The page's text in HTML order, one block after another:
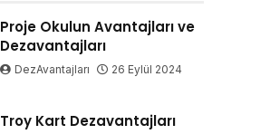
Proje Okulun Avantajları ve
Dezavantajları
DezAvantajları 26 Eylül 2024
Troy Kart Dezavantajları